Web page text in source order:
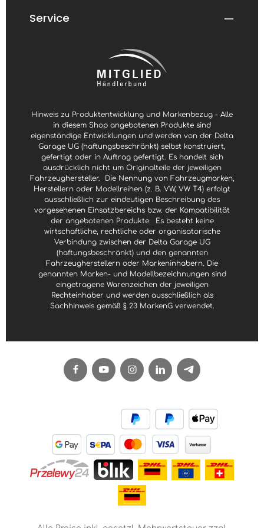
Service
Hinweis zu Produktentwicklung und Markenbezug - Alle
in diesem Shop angebotenen Produkte sind
eigenständige Entwicklungen und werden von der Delta
Garage UG (haftungsbeschränkt) selbst konstruiert,
gefertigt oder in Auftrag gefertigt. Es handelt sich
ausdrücklich nicht um Originalteile der jeweiligen
Fahrzeughersteller.
Die Nennung von Fahrzeugmarken,
Herstellern oder Modellreihen (z. B. VW, VW T4) erfolgt
ausschließlich zur eindeutigen Beschreibung des
vorgesehenen Einsatzbereichs bzw. der Kompatibilität
der angebotenen Produkte.
Es besteht keine
wirtschaftliche, rechtliche oder organisatorische
Verbindung zwischen der Delta Garage UG
(haftungsbeschränkt) und den genannten
Fahrzeugherstellern oder Markeninhabern. Die
genannten Marken- und Modellbezeichnungen sind
eingetragene Warenzeichen der jeweiligen
Rechteinhaber und werden ausschließlich als
Sachhinweis gemäß § 23 MarkenG verwendet.